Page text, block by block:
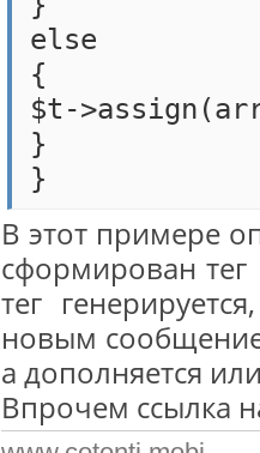
else
{
$t-
}
}
В этот примере
сформирован тег
тег
новым
а дополняется
Впрочем ссылка